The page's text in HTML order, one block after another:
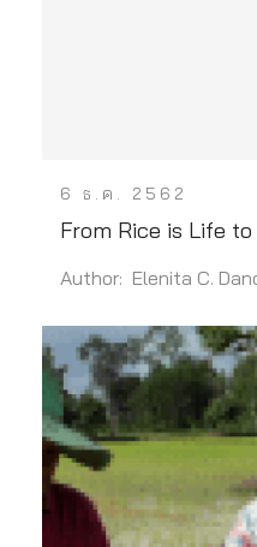
6 ธ.ค. 2562
From Rice is Life
Author: Elenita C.